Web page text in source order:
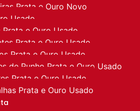
Prata e Ouro Novo
Usado
Prata e Ouro Usado
Prata e Ouro Usado
Prata e Ouro Usado
de Punho Prata e Ouro Usado
Prata e Ouro Usado
Prata e Ouro Usado